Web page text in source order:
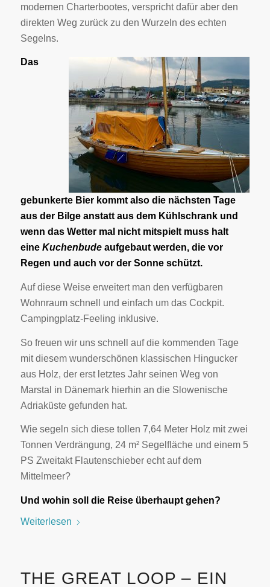
modernen Charterbootes, verspricht dafür aber den
direkten Weg zurück zu den Wurzeln des echten
Segelns.
Das
gebunkerte Bier kommt also die nächsten Tage
aus der Bilge anstatt aus dem Kühlschrank und
wenn das Wetter mal nicht mitspielt muss halt
eine Kuchenbudeaufgebaut werden, die vor
Regen und auch vor der Sonne schützt.
Auf diese Weise erweitert man den verfügbaren
Wohnraum schnell und einfach um das Cockpit.
Campingplatz-Feeling inklusive.
So freuen wir uns schnell auf die kommenden Tage
mit diesem wunderschönen klassischen Hingucker
aus Holz, der erst letztes Jahr seinen Weg von
Marstal in Dänemark hierhin an die Slowenische
Adriaküste gefunden hat.
Wie segeln sich diese tollen 7,64 Meter Holz mit zwei
Tonnen Verdrängung, 24 m² Segelfläche und einem 5
PS Zweitakt Flautenschieber echt auf dem
Mittelmeer?
Und wohin soll die Reise überhaupt gehen?
Weiterlesen
THE GREAT LOOP – EIN